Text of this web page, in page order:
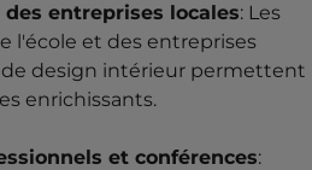
entreprises locales: Les
l'école et des entreprises
de design intérieur permettent
enrichissants.
et conférences: